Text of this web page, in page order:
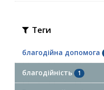
Теги
благодійна допомога
благодійність 1